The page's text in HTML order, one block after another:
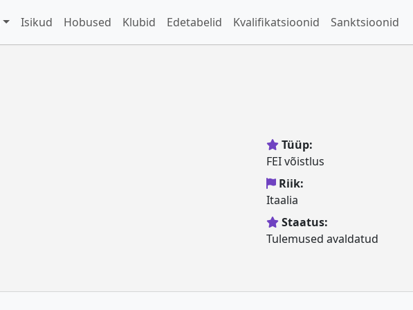
Isikud Hobused Klubid Edetabelid Kvalifikatsioonid Sanktsioonid
Tüüp:
FEI võistlus
Riik:
Itaalia
Staatus:
Tulemused avaldatud